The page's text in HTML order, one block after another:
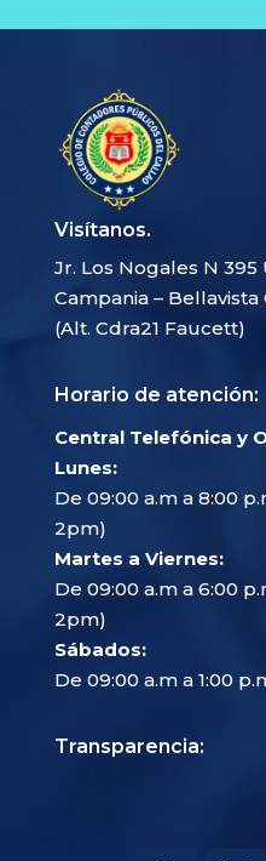
Visítanos.
Jr. Los Nogales N 395
Campania – Bellavista
(Alt. Cdra21 Faucett)
Horario de atención:
Central Telefónica y
Lunes:
De 09:00 a.m a 8:00
2pm)
Martes a Viernes:
De 09:00 a.m a 6:00
2pm)
Sábados:
De 09:00 a.m a 1:00
Transparencia: